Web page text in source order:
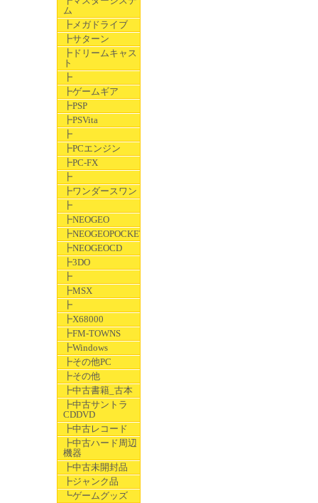
ム
┣メガドライブ
┣サターン
┣ドリームキャス
ト
┣
┣ゲームギア
┣PSP
┣PSVita
┣
┣PCエンジン
┣PC-FX
┣
┣ワンダースワン
┣
┣NEOGEO
┣NEOGEOPOCKET
┣NEOGEOCD
┣3DO
┣
┣MSX
┣
┣X68000
┣FM-TOWNS
┣Windows
┣その他PC
┣その他
┣中古書籍_古本
┣中古サントラ
CDDVD
┣中古レコード
┣中古ハード周辺
機器
┣中古未開封品
┣ジャンク品
┗ゲームグッズ